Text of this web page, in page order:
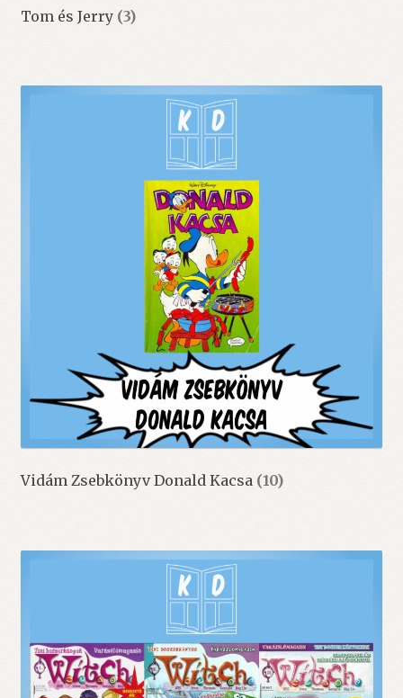
Tom és Jerry (3)
Vidám Zsebkönyv Donald Kacsa (10)